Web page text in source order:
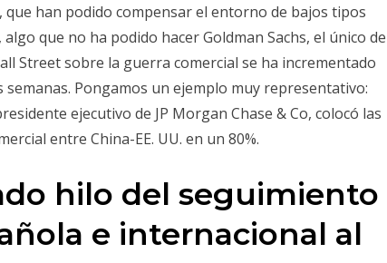
han podido compensar el entorno de bajos tipos
que no ha podido hacer Goldman Sachs, el único de
Street sobre la guerra comercial se ha incrementado
Pongamos un ejemplo muy representativo:
ejecutivo de JP Morgan Chase & Co, colocó las
entre China-EE. UU. en un 80%.
hilo del seguimiento
e internacional al